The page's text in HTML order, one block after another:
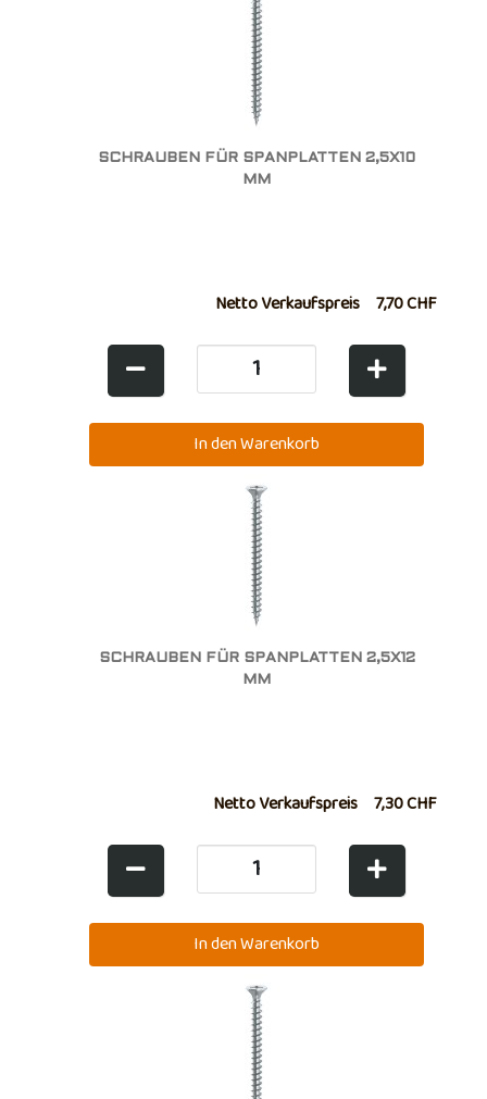
SCHRAUBEN FÜR SPANPLATTEN 2,5X10
MM
Netto Verkaufspreis 7,70 CHF
SCHRAUBEN FÜR SPANPLATTEN 2,5X12
MM
Netto Verkaufspreis 7,30 CHF